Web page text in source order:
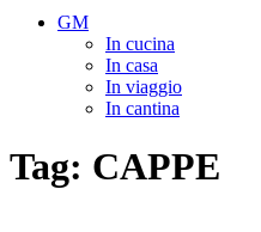
GM
In cucina
In casa
In viaggio
In cantina
Tag: CAPPE